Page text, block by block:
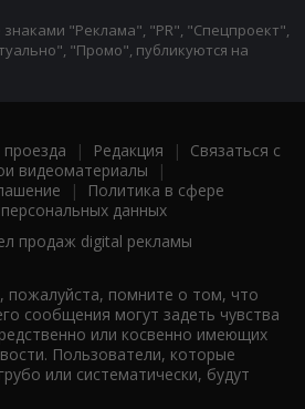
"Реклама", "PR", "Спецпроект",
"Промо", публикуются на
| Редакция | Связаться с
видеоматериалы |
|
Политика в сфере
данных
продаж digital рекламы
пожалуйста, помните о том, что
сообщения могут задеть чувства
или косвенно имеющих
Пользователи, которые
или систематически, будут